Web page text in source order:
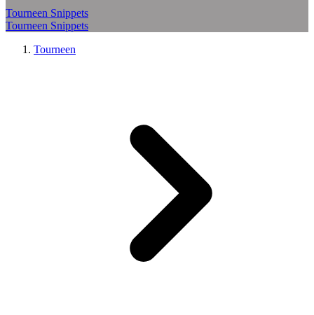
Tourneen Snippets
Tourneen Snippets
Tourneen